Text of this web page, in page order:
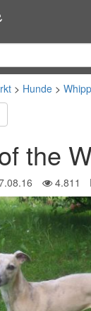
Hunde
the
4.811